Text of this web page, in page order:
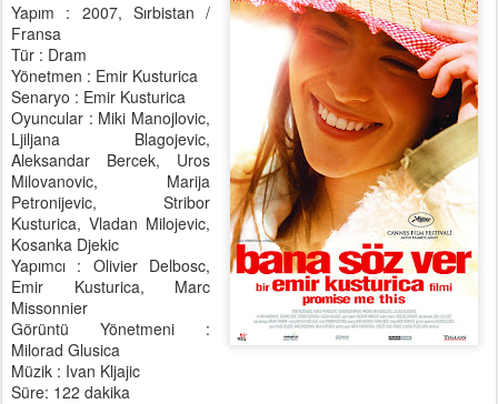
Yapım : 2007, Sırbistan /
Fransa
Tür : Dram
Yönetmen : Emir Kusturica
Senaryo : Emir Kusturica
Oyuncular : Miki Manojlovic,
Ljiljana Blagojevic,
Aleksandar Bercek, Uros
Milovanovic, Marija
Petronijevic, Stribor
Kusturica, Vladan Milojevic,
Kosanka Djekic
Yapımcı : Olivier Delbosc,
Emir Kusturica, Marc
Missonnier
Görüntü Yönetmeni :
Milorad Glusica
Müzik : Ivan Kljajic
Süre: 122 dakika